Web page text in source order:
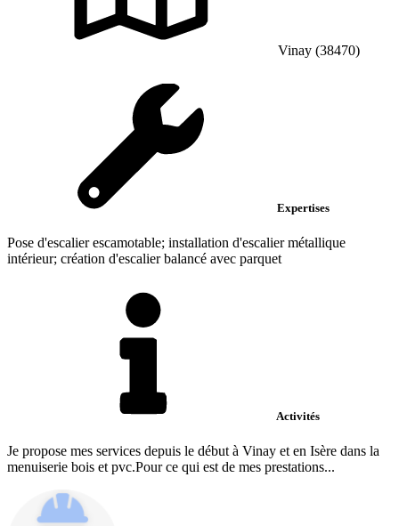
Vinay (38470)
Expertises
Pose d'escalier escamotable; installation d'escalier métallique
intérieur; création d'escalier balancé avec parquet
Activités
Je propose mes services depuis le début à Vinay et en Isère dans la
menuiserie bois et pvc.Pour ce qui est de mes prestations...